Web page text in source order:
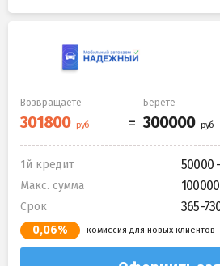
Возвращаете Берете
1й кредит 50000
Макс. сумма
Срок 365-
0,06% комиссия для новых клиентов